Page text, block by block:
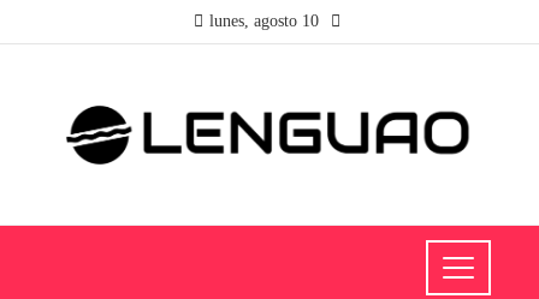
lunes, agosto 10